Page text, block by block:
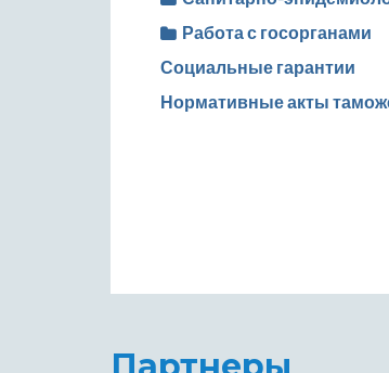
Работа с госорганами
Социальные гарантии
Нормативные акты